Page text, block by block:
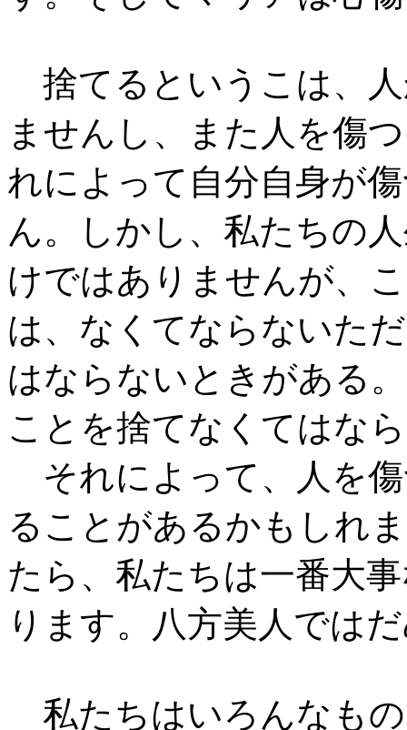
捨てるというこは、
ませんし、また人を傷
れによって自分自身が
ん。しかし、私たちの
けではありませんが、
は、なくてならないた
はならないときがある
ことを捨てなくてはな
それによって、人を
ることがあるかもしれ
たら、私たちは一番大
ります。八方美人では
私たちはいろんなも